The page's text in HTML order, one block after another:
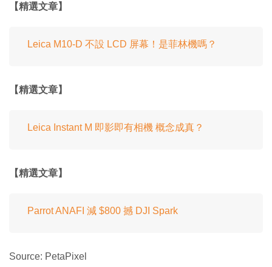
【精選文章】
Leica M10-D 不設 LCD 屏幕！是菲林機嗎？
【精選文章】
Leica Instant M 即影即有相機 概念成真？
【精選文章】
Parrot ANAFI 減 $800 撼 DJI Spark
Source: PetaPixel